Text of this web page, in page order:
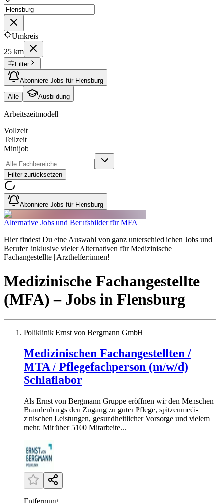
Umkreis
25 km
Filter
Abonniere Jobs für Flensburg
Alle Ausbildung
Arbeitszeitmodell
Vollzeit
Teilzeit
Minijob
Filter zurücksetzen
Abonniere Jobs für Flensburg
Alternative Jobs und Berufsbilder für MFA
Hier findest Du eine Auswahl von ganz unterschiedlichen Jobs und
Berufen inklusive vieler Alternativen für Medizinische
Fachangestellte | Arzthelfer:innen!
Medizinische Fachangestellte
(MFA) – Jobs in Flensburg
Poliklinik Ernst von Bergmann GmbH
Medizinischen Fachangestellten /
MTA / Pflegefachperson (m/w/d)
Schlaflabor
Als Ernst von Bergmann Gruppe eröffnen wir den Menschen
Brandenburgs den Zugang zu guter Pflege, spitzen­medi­
zinischen Leistungen, gesundheitlicher Vorsorge und vielem
mehr. Mit über 5100 Mitarbeite...
Entfernung